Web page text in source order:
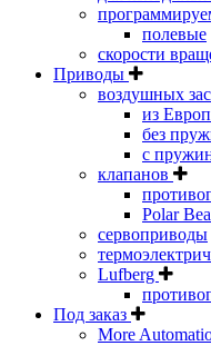
полевые
скорости
Приводы
воздушных
из
без
с
клапанов
Polar
сервоприводы
Lufberg
Под заказ
More